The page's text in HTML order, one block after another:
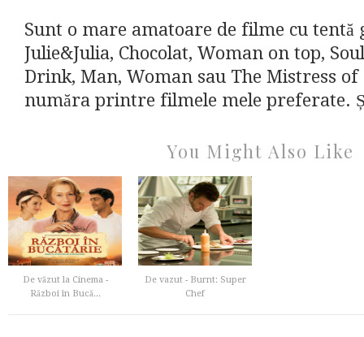
Sunt o mare amatoare de filme cu tentă
Julie&Julia, Chocolat, Woman on top,
Drink, Man, Woman sau The Mistress of
număra printre filmele mele preferate.
You Might Also Like
De văzut la Cinema -
Război în Bucă...
De vazut - Burnt: Super
Chef